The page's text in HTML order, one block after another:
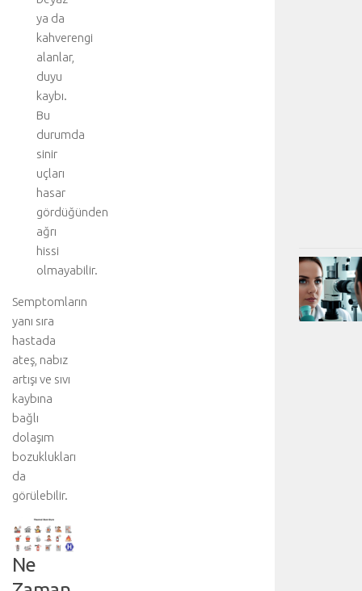
ya da
kahverengi
alanlar,
duyu
kaybı.
Bu
durumda
sinir
uçları
hasar
gördüğünden
ağrı
hissi
olmayabilir.
Semptomların
yanı sıra
hastada
ateş, nabız
artışı ve sıvı
kaybına
bağlı
dolaşım
bozuklukları
da
görülebilir.
Ne